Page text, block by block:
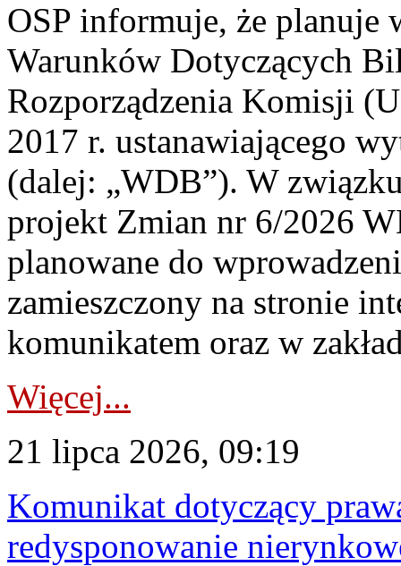
OSP informuje, że planuje
Warunków Dotyczących
Rozporządzenia Komisji
2017 r. ustanawiającego
(dalej: „WDB”). W
projekt Zmian nr 6/2026
planowane do
zamieszczony na stronie
komunikatem oraz w
Więcej...
21 lipca 2026, 09:19
Komunikat dotyczący
redysponowanie